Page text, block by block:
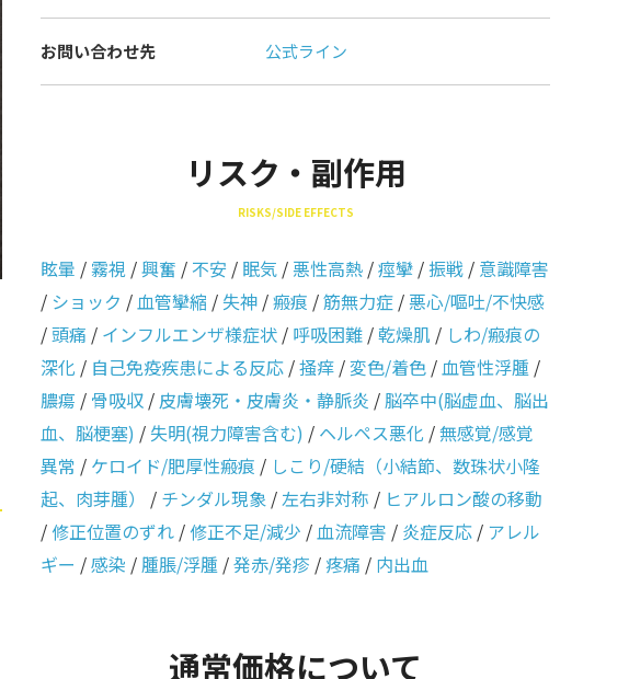
お問い合わせ先 公式ライン
リスク・副作用
RISKS/SIDE EFFECTS
眩暈 /霧視 /興奮 / 不安 / 眠気 /悪性高熱 /痙攣 /振戦 / 意識障害
/ ショック /血管攣縮 /失神 /瘢痕 /筋無力症 /悪心/嘔吐/不快感
/頭痛 / インフルエンザ様症状 / 呼吸困難 /乾燥肌 / しわ/瘢痕の
深化 / 自己免疫疾患による反応 /掻痒 /変色/着色 /血管性浮腫 /
膿瘍 / 骨吸収 / 皮膚壊死・皮膚炎・静脈炎 /脳卒中(脳虚血、脳出
血、脳梗塞) /失明(視力障害含む) / ヘルペス悪化 /無感覚/感覚
異常 / ケロイド/肥厚性瘢痕 / しこり/硬結（小結節、数珠状小隆
起、肉芽腫）
/ チンダル現象 /左右非対称 / ヒアルロン酸の移動
/修正位置のずれ /修正不足/減少 /血流障害 / 炎症反応 / アレル
ギー /感染 /腫脹/浮腫 /発赤/発疹 /疼痛 / 内出血
通常価格について